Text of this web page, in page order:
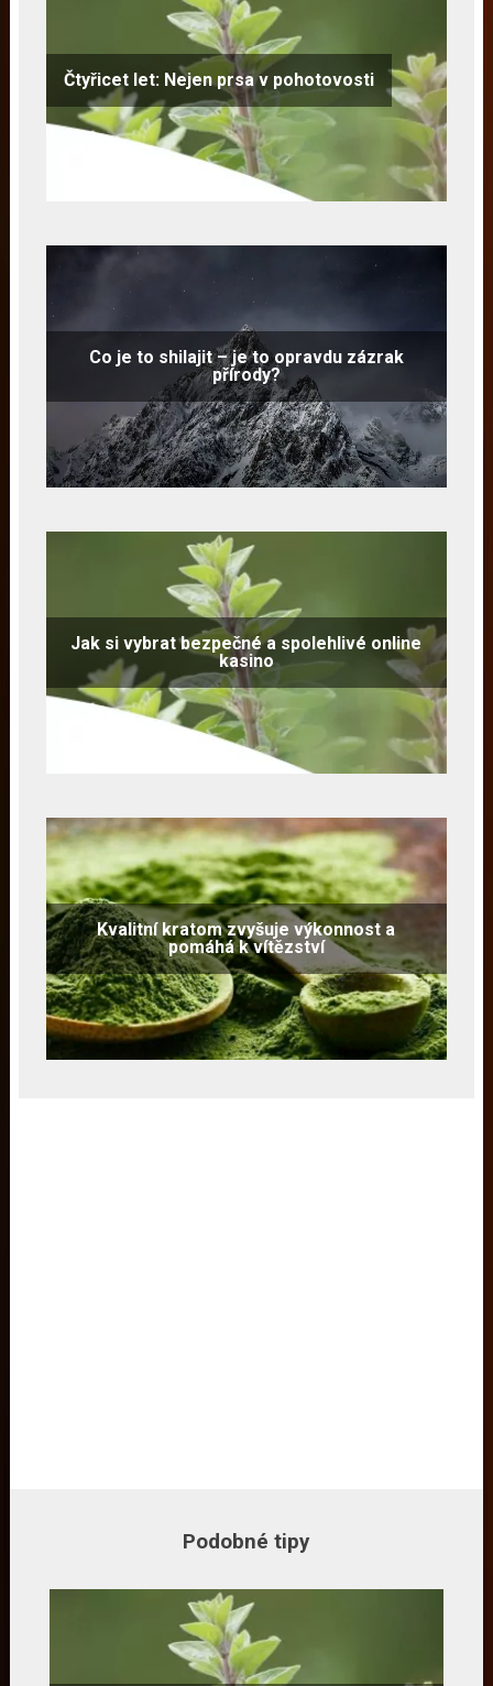
Čtyřicet let: Nejen prsa v pohotovosti
Co je to shilajit – je to opravdu zázrak
přírody?
Jak si vybrat bezpečné a spolehlivé online
kasino
Kvalitní kratom zvyšuje výkonnost a
pomáhá k vítězství
Podobné tipy